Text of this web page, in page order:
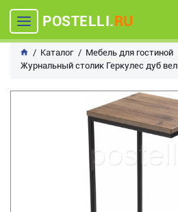
POSTELLI.RU
Каталог
Мебель для гостиной
Журнальный столик Геркулес дуб